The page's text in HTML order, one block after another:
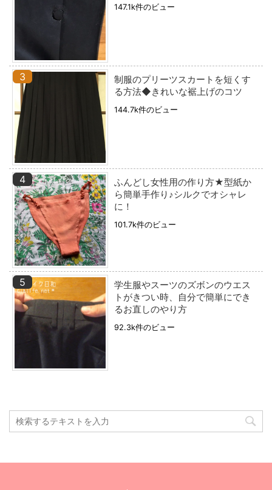
147.1k件のビュー
制服のプリーツスカートを短くす
る方法◆きれいな裾上げのコツ
144.7k件のビュー
ふんどし女性用の作り方★型紙か
ら簡単手作り♪シルクでオシャレ
に！
101.7k件のビュー
学生服やスーツのズボンのウエス
トがきつい時、自分で簡単にでき
るお直しのやり方
92.3k件のビュー